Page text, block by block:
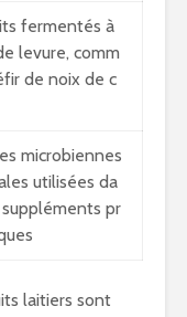
fermentés à
levure, comm
de noix de c
microbiennes
utilisées da
pr
laitiers sont